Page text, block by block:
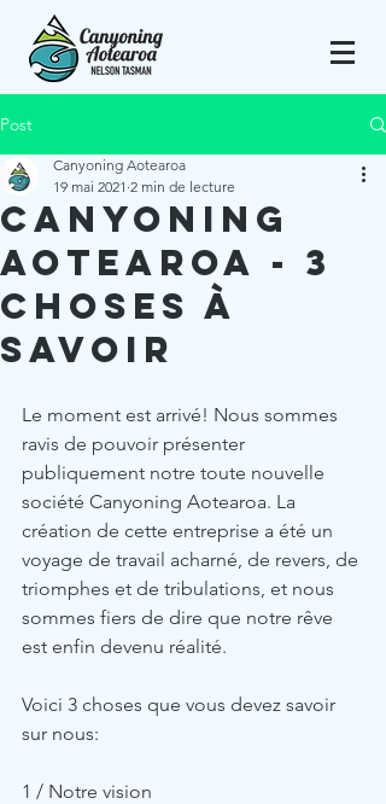
Post
CANYONING
AOTEAROA - 3
choses à
savoir
Canyoning Aotearoa
19 mai 2021 2 min de lecture
Le moment est arrivé! Nous sommes
ravis de pouvoir présenter
publiquement notre toute nouvelle
société Canyoning Aotearoa. La
création de cette entreprise a été un
voyage de travail acharné, de revers, de
triomphes et de tribulations, et nous
sommes fiers de dire que notre rêve
est enfin devenu réalité.
Voici 3 choses que vous devez savoir
sur nous:
1 / Notre vision